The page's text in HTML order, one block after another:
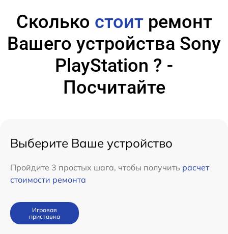
Сколько стоитремонт
Вашего устройства Sony
PlayStation ? -
Посчитайте
Выберите Ваше устройство
Пройдите 3 простых шага, чтобы получить расчет
стоимости ремонта
Игровая
приставка